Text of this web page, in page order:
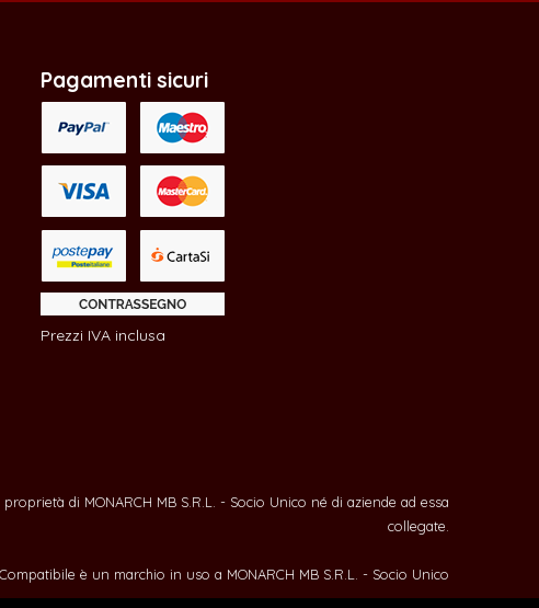
Pagamenti sicuri
Prezzi IVA inclusa
di MONARCH MB S.R.L. - Socio Unico né di aziende ad essa
collegate.
è un marchio in uso a MONARCH MB S.R.L. - Socio Unico